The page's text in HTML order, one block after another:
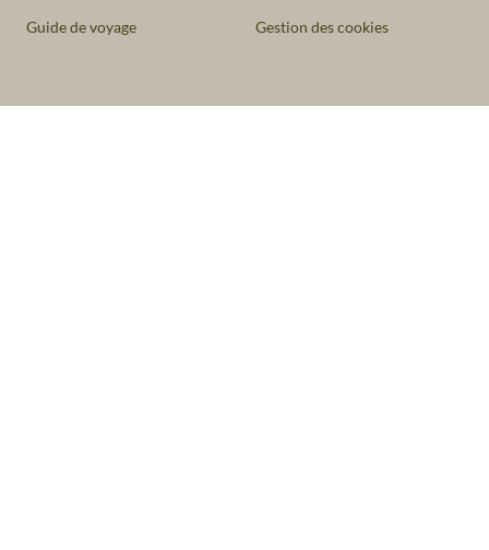
Guide de voyage Gestion des cookies